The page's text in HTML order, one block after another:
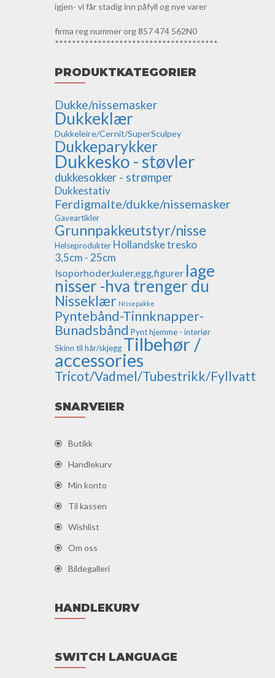
igjen- vi får stadig inn påfyll og nye varer
firma reg nummer org 857 474 562N0
**************************************
PRODUKTKATEGORIER
Dukke/nissemasker
Dukkeklær
Dukkeleire/Cernit/SuperSculpey
Dukkeparykker
Dukkesko - støvler
dukkesokker - strømper
Dukkestativ
Ferdigmalte/dukke/nissemasker
Gaveartikler
Grunnpakkeutstyr/nisse
Helseprodukter Hollandske tresko
3,5cm - 25cm
Isoporhoder,kuler,egg,figurer lage
nisser -hva trenger du
Nisseklær Nissepakke
Pyntebånd-Tinnknapper-
Bunadsbånd Pynt hjemme - interiør
Skinn til hår/skjegg Tilbehør /
accessories
Tricot/Vadmel/Tubestrikk/Fyllvatt
SNARVEIER
Butikk
Handlekurv
Min konto
Til kassen
Wishlist
Om oss
Bildegalleri
HANDLEKURV
SWITCH LANGUAGE